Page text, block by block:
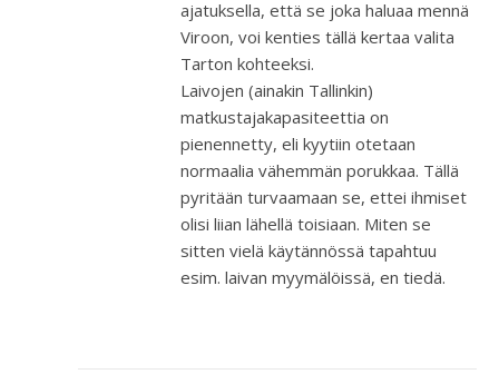
ajatuksella, että se joka haluaa mennä
Viroon, voi kenties tällä kertaa valita
Tarton kohteeksi.
Laivojen (ainakin Tallinkin)
matkustajakapasiteettia on
pienennetty, eli kyytiin otetaan
normaalia vähemmän porukkaa. Tällä
pyritään turvaamaan se, ettei ihmiset
olisi liian lähellä toisiaan. Miten se
sitten vielä käytännössä tapahtuu
esim. laivan myymälöissä, en tiedä.